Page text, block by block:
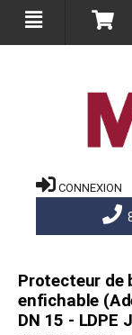
CONNEXION
Protecteur de
enfichable
DN 15 - LDPE